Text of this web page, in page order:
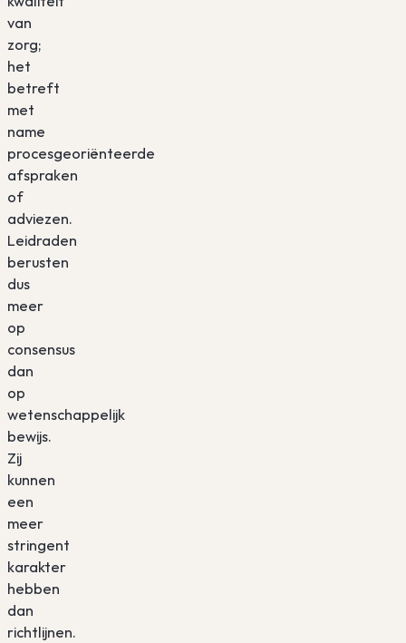
van
zorg;
het
betreft
met
name
procesgeoriënteerde
afspraken
of
adviezen.
Leidraden
berusten
dus
meer
op
consensus
dan
op
wetenschappelijk
bewijs.
Zij
kunnen
een
meer
stringent
karakter
hebben
dan
richtlijnen.